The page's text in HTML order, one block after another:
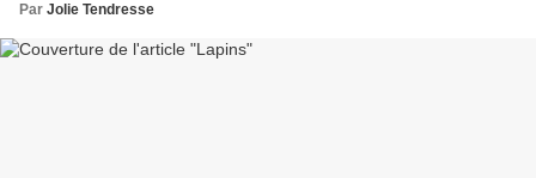
Par Jolie Tendresse